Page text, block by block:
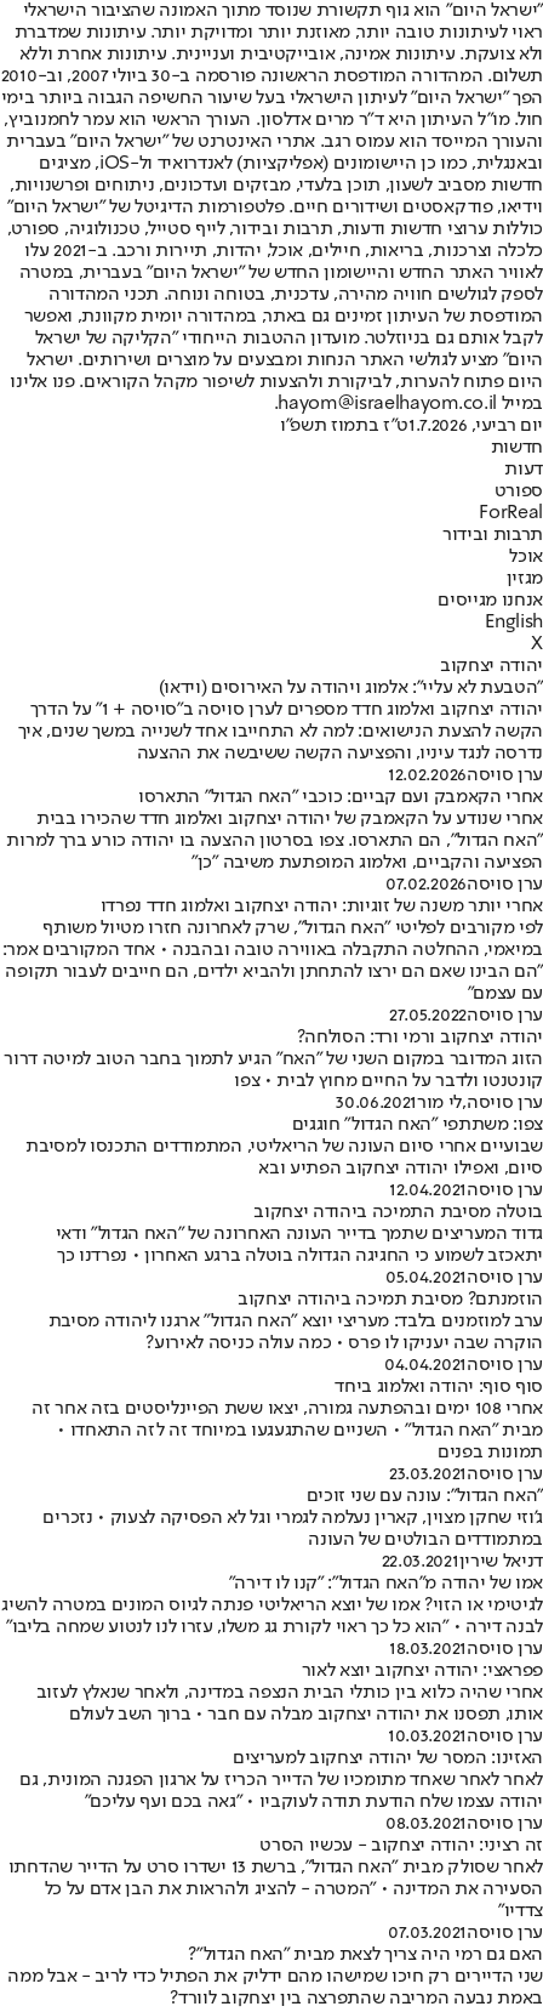
"ישראל היום" הוא גוף תקשורת שנוסד מתוך האמונה שהציבור הישראלי
ראוי לעיתונות טובה יותר, מאוזנת יותר ומדויקת יותר. עיתונות שמדברת
ולא צועקת. עיתונות אמינה, אובייקטיבית ועניינית. עיתונות אחרת וללא
תשלום. המהדורה המודפסת הראשונה פורסמה ב-30 ביולי 2007, וב-2010
הפך "ישראל היום" לעיתון הישראלי בעל שיעור החשיפה הגבוה ביותר בימי
חול. מו"ל העיתון היא ד"ר מרים אדלסון. העורך הראשי הוא עמר לחמנוביץ,
והעורך המייסד הוא עמוס רגב. אתרי האינטרנט של "ישראל היום" בעברית
ובאנגלית, כמו כן היישומונים (אפליקציות) לאנדרואיד ול-iOS, מציגים
חדשות מסביב לשעון, תוכן בלעדי, מבזקים ועדכונים, ניתוחים ופרשנויות,
וידיאו, פודקאסטים ושידורים חיים. פלטפורמות הדיגיטל של "ישראל היום"
כוללות ערוצי חדשות ודעות, תרבות ובידור, לייף סטייל, טכנולוגיה, ספורט,
כלכלה וצרכנות, בריאות, חיילים, אוכל, יהדות, תיירות ורכב. ב-2021 עלו
לאוויר האתר החדש והיישומון החדש של "ישראל היום" בעברית, במטרה
לספק לגולשים חוויה מהירה, עדכנית, בטוחה ונוחה. תכני המהדורה
המודפסת של העיתון זמינים גם באתר, במהדורה יומית מקוונת, ואפשר
לקבל אותם גם בניוזלטר. מועדון ההטבות הייחודי "הקליקה של ישראל
היום" מציע לגולשי האתר הנחות ומבצעים על מוצרים ושירותים. ישראל
היום פתוח להערות, לביקורת ולהצעות לשיפור מקהל הקוראים. פנו אלינו
במייל hayom@israelhayom.co.il.
יום רביעי, 1.7.2026
ט"ז בתמוז תשפ"ו
חדשות
דעות
ספורט
ForReal
תרבות ובידור
אוכל
מגזין
אנחנו מגייסים
English
X
יהודה יצחקוב
"הטבעת לא עליי": אלמוג ויהודה על האירוסים (וידאו)
יהודה יצחקוב ואלמוג חדד מספרים לערן סויסה ב"סויסה + 1" על הדרך
הקשה להצעת הנישואים: למה לא התחייבו אחד לשנייה במשך שנים, איך
נדרסה לנגד עיניו, והפציעה הקשה ששיבשה את ההצעה
ערן סויסה12.02.2026
אחרי הקאמבק ועם קביים: כוכבי "האח הגדול" התארסו
אחרי שנודע על הקאמבק של יהודה יצחקוב ואלמוג חדד שהכירו בבית
"האח הגדול", הם התארסו. צפו בסרטון ההצעה בו יהודה כורע ברך למרות
הפציעה והקביים, ואלמוג המופתעת משיבה "כן"
ערן סויסה07.02.2026
אחרי יותר משנה של זוגיות: יהודה יצחקוב ואלמוג חדד נפרדו
לפי מקורבים לפליטי "האח הגדול", שרק לאחרונה חזרו מטיול משותף
במיאמי, ההחלטה התקבלה באווירה טובה ובהבנה • אחד המקורבים אמר:
"הם הבינו שאם הם ירצו להתחתן ולהביא ילדים, הם חייבים לעבור תקופה
עם עצמם"
ערן סויסה27.05.2022
יהודה יצחקוב ורמי ורד: הסולחה?
הזוג המדובר במקום השני של "האח" הגיע לתמוך בחבר הטוב למיטה דרור
קונטנטו ולדבר על החיים מחוץ לבית • צפו
ערן סויסה,לי מור30.06.2021
צפו: משתתפי "האח הגדול" חוגגים
שבועיים אחרי סיום העונה של הריאליטי, המתמודדים התכנסו למסיבת
סיום, ואפילו יהודה יצחקוב הפתיע ובא
ערן סויסה12.04.2021
בוטלה מסיבת התמיכה ביהודה יצחקוב
גדוד המעריצים שתמך בדייר העונה האחרונה של "האח הגדול" ודאי
יתאכזב לשמוע כי החגיגה הגדולה בוטלה ברגע האחרון • נפרדנו כך
ערן סויסה05.04.2021
הוזמנתם? מסיבת תמיכה ביהודה יצחקוב
ערב למוזמנים בלבד: מעריצי יוצא "האח הגדול" ארגנו ליהודה מסיבת
הוקרה שבה יעניקו לו פרס • כמה עולה כניסה לאירוע?
ערן סויסה04.04.2021
סוף סוף: יהודה ואלמוג ביחד
אחרי 108 ימים ובהפתעה גמורה, יצאו ששת הפיינליסטים בזה אחר זה
מבית "האח הגדול" • השניים שהתגעגעו במיוחד זה לזה התאחדו •
תמונות בפנים
ערן סויסה23.03.2021
"האח הגדול": עונה עם שני זוכים
ג'וזי שחקן מצוין, קארין נעלמה לגמרי וגל לא הפסיקה לצעוק • נזכרים
במתמודדים הבולטים של העונה
דניאל שירין22.03.2021
אמו של יהודה מ"האח הגדול": "קנו לו דירה"
לגיטימי או הזוי? אמו של יוצא הריאליטי פנתה לגיוס המונים במטרה להשיג
לבנה דירה • "הוא כל כך ראוי לקורת גג משלו, עזרו לנו לנטוע שמחה בליבו"
ערן סויסה18.03.2021
פפראצי: יהודה יצחקוב יוצא לאור
אחרי שהיה כלוא בין כותלי הבית הנצפה במדינה, ולאחר שנאלץ לעזוב
אותו, תפסנו את יהודה יצחקוב מבלה עם חבר • ברוך השב לעולם
ערן סויסה10.03.2021
האזינו: המסר של יהודה יצחקוב למעריצים
לאחר לאחר שאחד מתומכיו של הדייר הכריז על ארגון הפגנה המונית, גם
יהודה עצמו שלח הודעת תודה לעוקביו • "גאה בכם ועף עליכם"
ערן סויסה08.03.2021
זה רציני: יהודה יצחקוב - עכשיו הסרט
לאחר שסולק מבית "האח הגדול", ברשת 13 ישדרו סרט על הדייר שהדחתו
הסעירה את המדינה • "המטרה - להציג ולהראות את הבן אדם על כל
צדדיו"
ערן סויסה07.03.2021
האם גם רמי היה צריך לצאת מבית "האח הגדול"?
שני הדיירים רק חיכו שמישהו מהם ידליק את הפתיל כדי לריב - אבל ממה
באמת נבעה המריבה שהתפרצה בין יצחקוב לוורד?